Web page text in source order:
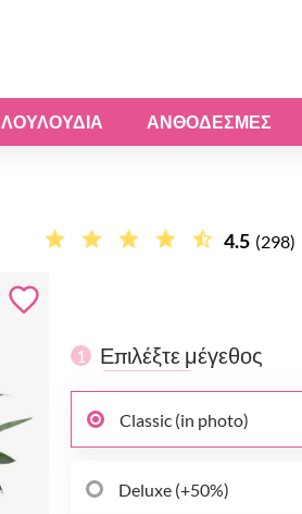
ΛΟΥΛΟΎΔΙΑ ΑΝΘΟΔΈΣΜΕΣ
4.5 (298)
1 Επιλέξτε μέγεθος
Classic (in photo)
Deluxe (+50%)